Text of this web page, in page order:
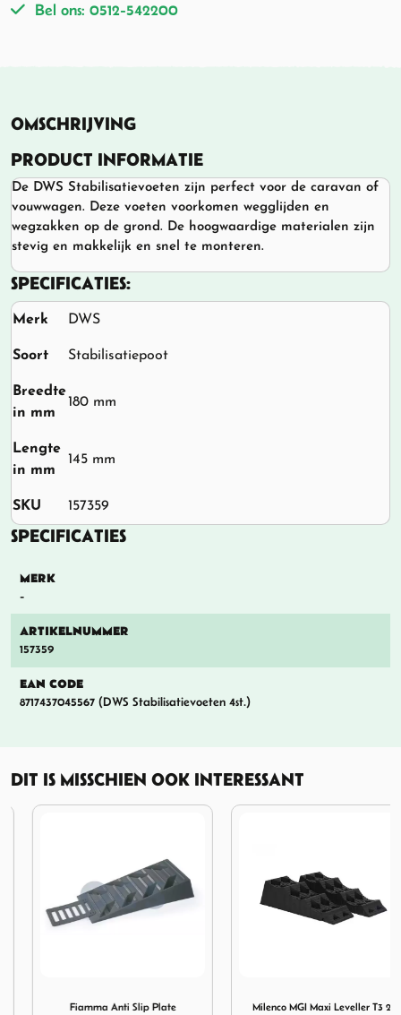
Bel ons: 0512-542200
OMSCHRIJVING
PRODUCT INFORMATIE
De DWS Stabilisatievoeten zijn perfect voor de caravan of
vouwwagen. Deze voeten voorkomen wegglijden en
wegzakken op de grond. De hoogwaardige materialen zijn
stevig en makkelijk en snel te monteren.
SPECIFICATIES:
Merk DWS
Soort Stabilisatiepoot
Breedte
in mm
180 mm
Lengte
in mm
145 mm
SKU 157359
SPECIFICATIES
MERK
-
ARTIKELNUMMER
157359
EAN CODE
8717437045567 (DWS Stabilisatievoeten 4st.)
DIT IS MISSCHIEN OOK INTERESSANT
Fiamma Anti Slip Plate
Milenco MGI Maxi Leveller T3 2